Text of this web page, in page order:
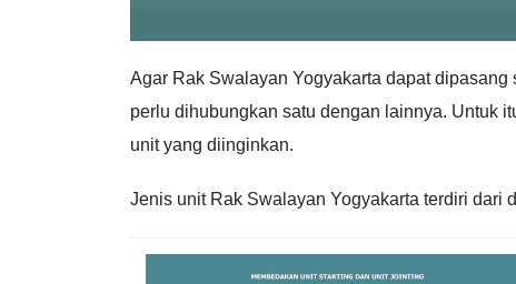
Agar Rak Swalayan Yogyakarta dapat
perlu dihubungkan satu dengan lainnya. Untuk
unit yang diinginkan.
Jenis unit Rak Swalayan Yogyakarta terdiri dari